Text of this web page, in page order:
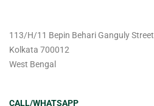
113/H/11 Bepin Behari Ganguly Street
Kolkata 700012
West Bengal
CALL/WHATSAPP